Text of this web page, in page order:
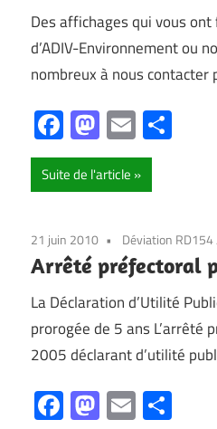
Des affichages qui vous
d’ADIV-Environnement ou
nombreux à nous contacter
Facebook
Mastodon
Email
Suite de l'article
21 juin 2010 Déviation RD154
Arrêté préfectoral
La Déclaration d’Utilité
prorogée de 5 ans L’arrêté
2005 déclarant d’utilité
Facebook
Mastodon
Email